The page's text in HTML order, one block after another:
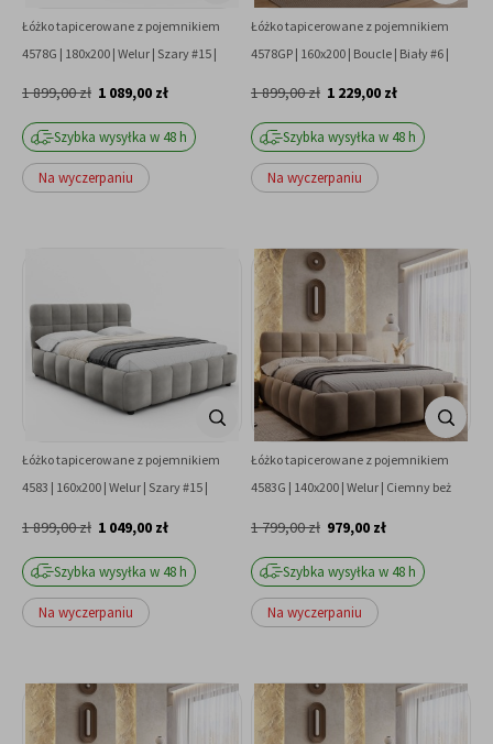
Łóżko tapicerowane z pojemnikiem
4578G | 180x200 | Welur | Szary #15 |
1 089,00 zł
1 899,00 zł
Szybka wysyłka w 48 h
Na wyczerpaniu
Łóżko tapicerowane z pojemnikiem
4578GP | 160x200 | Boucle | Biały #6 |
1 229,00 zł
1 899,00 zł
Szybka wysyłka w 48 h
Na wyczerpaniu
Łóżko tapicerowane z pojemnikiem
4583 | 160x200 | Welur | Szary #15 |
1 049,00 zł
1 899,00 zł
Szybka wysyłka w 48 h
Na wyczerpaniu
Łóżko tapicerowane z pojemnikiem
4583G | 140x200 | Welur | Ciemny beż
979,00 zł
1 799,00 zł
Szybka wysyłka w 48 h
Na wyczerpaniu